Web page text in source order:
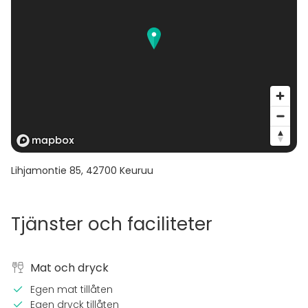
Lihjamontie 85, 42700 Keuruu
Tjänster och faciliteter
Mat och dryck
Egen mat tillåten
Egen dryck tillåten